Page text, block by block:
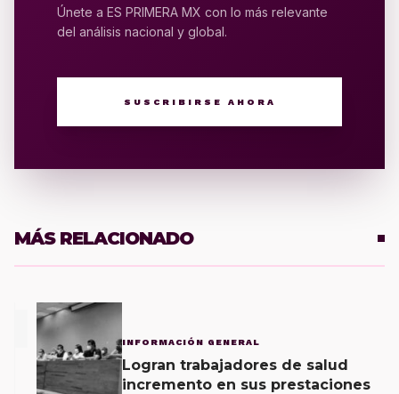
Únete a ES PRIMERA MX con lo más relevante
del análisis nacional y global.
SUSCRIBIRSE AHORA
MÁS RELACIONADO
INFORMACIÓN GENERAL
Logran trabajadores de salud
incremento en sus prestaciones